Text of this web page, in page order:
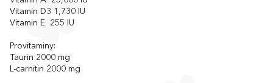
Vitamin D3 1,730 IU
Vitamin E 255 IU
Provitaminy:
Taurin 2000 mg
L-carnitin 2000 mg